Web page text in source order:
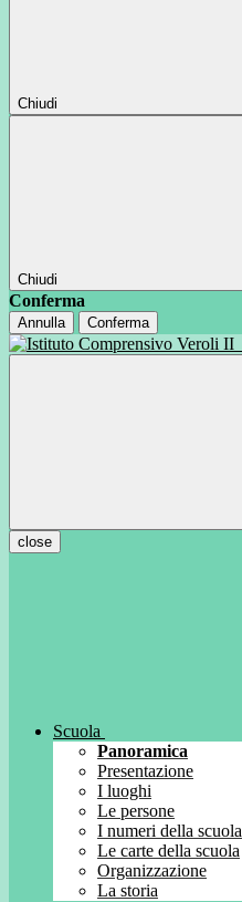
Chiudi
Chiudi
Conferma
Annulla Conferma
close
Scuola
Panoramica
Presentazione
I luoghi
Le persone
I numeri della scuola
Le carte della scuola
Organizzazione
La storia